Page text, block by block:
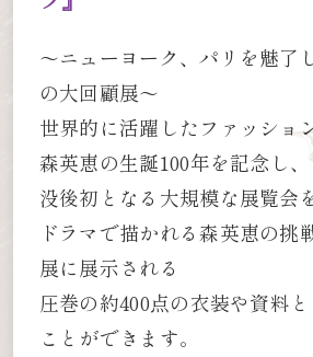
～ニューヨーク、パリを魅了
の大回顧展～
世界的に活躍したファッショ
森英恵の生誕100年を記念し、
没後初となる大規模な展覧会
ドラマで描かれる森英恵の挑
展に展示される
圧巻の約400点の衣装や資料
ことができます。